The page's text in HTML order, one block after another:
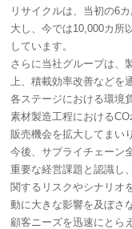
リサイクルは、当初の6
大し、今では10,000カ所
しています。
さらに当社グループは、
上、積載効率改善などを
各ステージにおける環境
素材製造工程におけるCO
販売機会を拡大してまい
今後、サプライチェーン
重要な経営課題と認識し
関するリスクやシナリオ
動に大きな影響を及ぼさ
顧客ニーズを迅速にとら